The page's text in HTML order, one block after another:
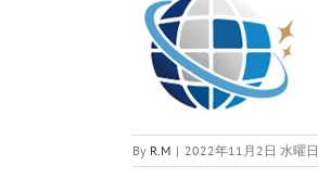
By R.M | 2022年11月2日 水曜日